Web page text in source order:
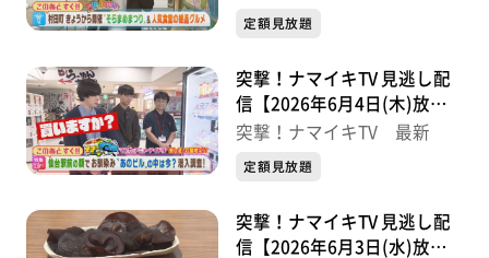
定額見放題
突撃！ナマイキTV 見逃し配
信【2026年6月4日(木)放送
分】
突撃！ナマイキTV 最新
定額見放題
突撃！ナマイキTV 見逃し配
信【2026年6月3日(水)放送